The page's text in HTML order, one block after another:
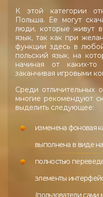
К этой категории
Польша. Ее могут
люди, которые живут
язык, так как при
функции здесь в
польский язык, на
начиная от каких-
заканчивая игровыми
Среди отличительных
многие рекомендуют
выделить следующее:
изменена фоновая
выполнена в виде
полностью
элементы
(пользователи сами